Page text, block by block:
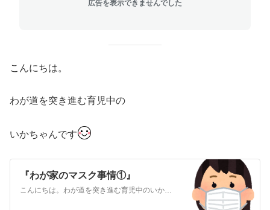
広告を表示できませんでした
こんにちは。
わが道を突き進む育児中の
いかちゃんです
『わが家のマスク事情①』
こんにちは。わが道を突き進む育児中のいかちゃんですコロナによるマスク生活が始まってもう2年以上が経ちましたね。実はこの間私はマスクを買ったことがありません！(…